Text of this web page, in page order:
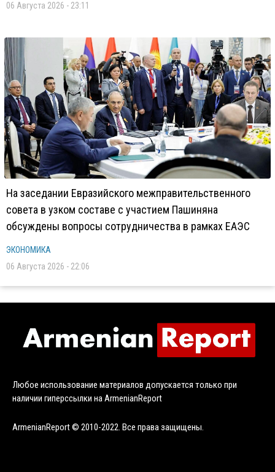
06 Августа 2026 - 23:11
На заседании Евразийского межправительственного
совета в узком составе с участием Пашиняна
обсуждены вопросы сотрудничества в рамках ЕАЭС
ЭКОНОМИКА
06 Августа 2026 - 22:06
Любое использование материалов допускается только при
наличии гиперссылки на ArmenianReport
ArmenianReport © 2010-2022. Все права защищены.